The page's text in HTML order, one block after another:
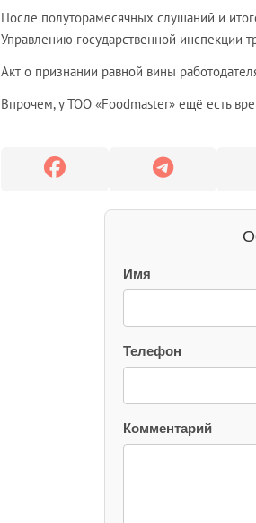
После полуторамесячных слушаний и
Управлению государственной инспекции
Акт о признании равной вины
Впрочем, у ТОО «Foodmaster» ещё есть
Имя
Телефон
Комментарий